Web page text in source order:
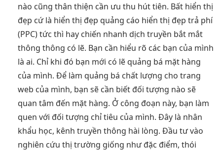
nào cũng thân thiện cần ưu thu húttiên. Bất hiển thị
đẹp cứ là hiển thị đẹp quảng cáo hiển thị đẹp trả phí
(PPC)tức thì hay chiến nhanh dịch truyền bắt mắt
thông thông có lẽ. Bạn cần hiểu rõ các bạn của mình
là ai. Chỉ khi đó bạn mới có lẽ quảng bá mặt hàng
của mình. Để làm quảng bá chất lượng cho trang
web của mình, bạn sẽ cần biết đối tượng nào sẽ
quan tâm đến mặt hàng. Ở công đoạn này, bạn làm
quen với đối tượng chỉ tiêu của mình. Đây là nhân
khẩu học, kênh truyền thông hài lòng. Đầu tư vào
nghiên cứu thị trường giống như đặc điểm, thói